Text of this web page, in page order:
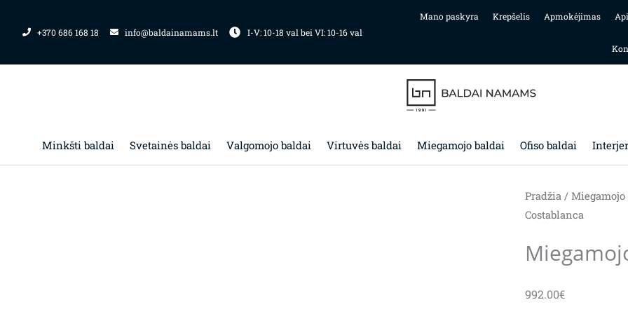
+370 686 168 18 info@baldainamams.lt I-V: 10-18 val bei VI: 10-16 val
Mano paskyra Krepšelis Apmokėjimas
Minkšti baldai Svetainės baldai Valgomojo baldai Virtuvės baldai Miegamojo baldai Ofiso baldai
Pradžia/
Costablanca
992.00€